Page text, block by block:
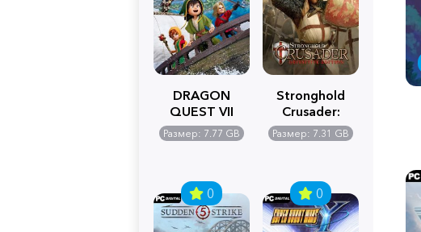
DRAGON
QUEST VII
Reimagined
Размер: 7.77 GB
Stronghold
Crusader:
Definitive
Edition
Размер: 7.31 GB
0 0